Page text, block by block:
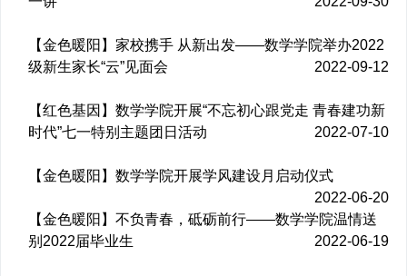
【金色暖阳】家校携手 从新出发——数学学院举办2022
级新生家长“云”见面会
2022-09-12
【红色基因】数学学院开展“不忘初心跟党走 青春建功新
时代”七一特别主题团日活动
2022-07-10
【金色暖阳】数学学院开展学风建设月启动仪式
2022-06-20
【金色暖阳】不负青春，砥砺前行——数学学院温情送
别2022届毕业生
2022-06-19